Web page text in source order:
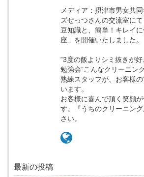
メディア：摂津市男女共
ズせっつさんの交流室に
豆知識と、簡単！キレイ
座」を開催いたしました。
”3度の飯よりシミ抜きが好
勉強会”こんなクリーニン
熟練スタッフが、お客様の
います。
お客様に喜んで頂く笑顔
す。『うちのクリーニン
さい。
最新の投稿